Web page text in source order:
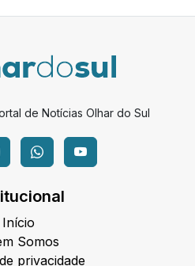
de Notícias Olhar do Sul
Início
Somos
privacidade